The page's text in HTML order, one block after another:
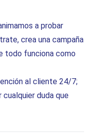
a probar
crea una campaña
todo funciona como
al cliente 24/7;
duda que